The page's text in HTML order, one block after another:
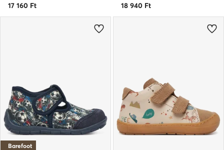
17 160 Ft
18 940 Ft
Barefoot